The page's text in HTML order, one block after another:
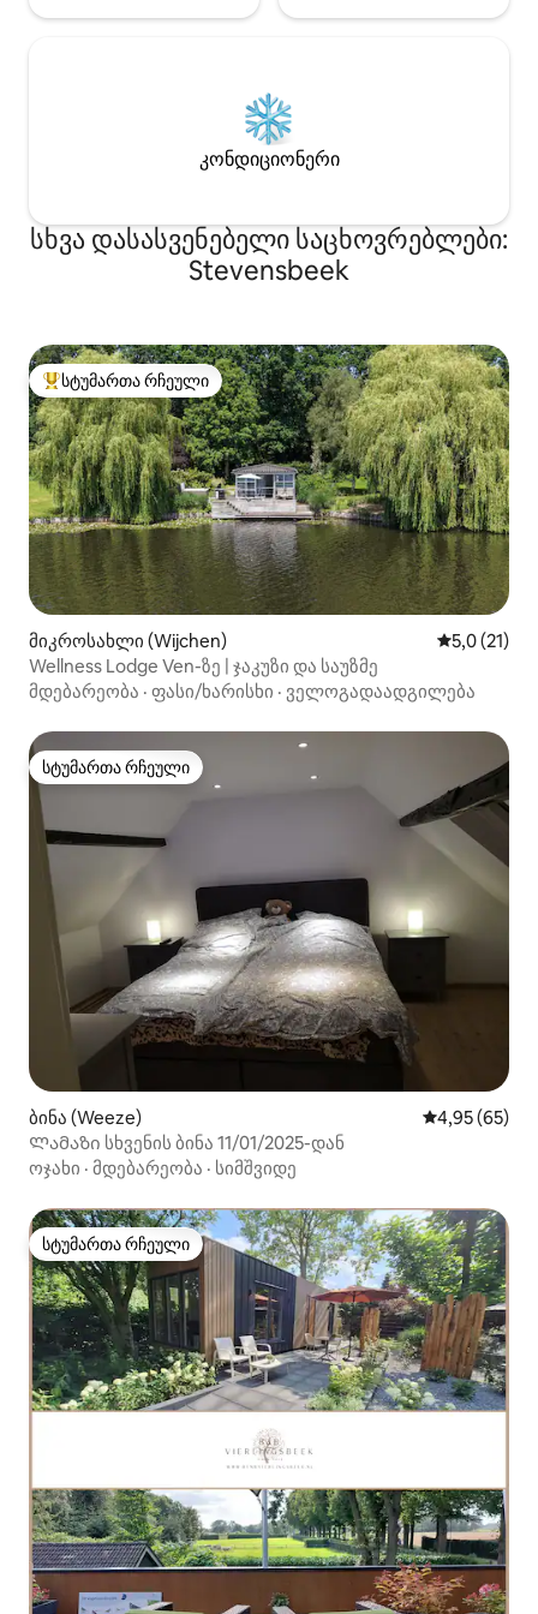
კონდიციონერი
სხვა დასასვენებელი საცხოვრებლები:
Stevensbeek
სტუმართა რჩეული მოწინავე ვარიანტი
სტუმართა რჩეული
მიკროსახლი (Wijchen) საშუალო
5,0 (21)
Wellness Lodge Ven-ზე | ჯაკუზი და საუზმე
მდებარეობა · ფასი/ხარისხი · ველოგადაადგილება
სტუმართა რჩეული
სტუმართა რჩეული
ბინა (Weeze) საშუალო
4,95 (65)
Ლამაზი სხვენის ბინა 11/01/2025-დან
ოჯახი · მდებარეობა · სიმშვიდე
სტუმართა რჩეული
სტუმართა რჩეული